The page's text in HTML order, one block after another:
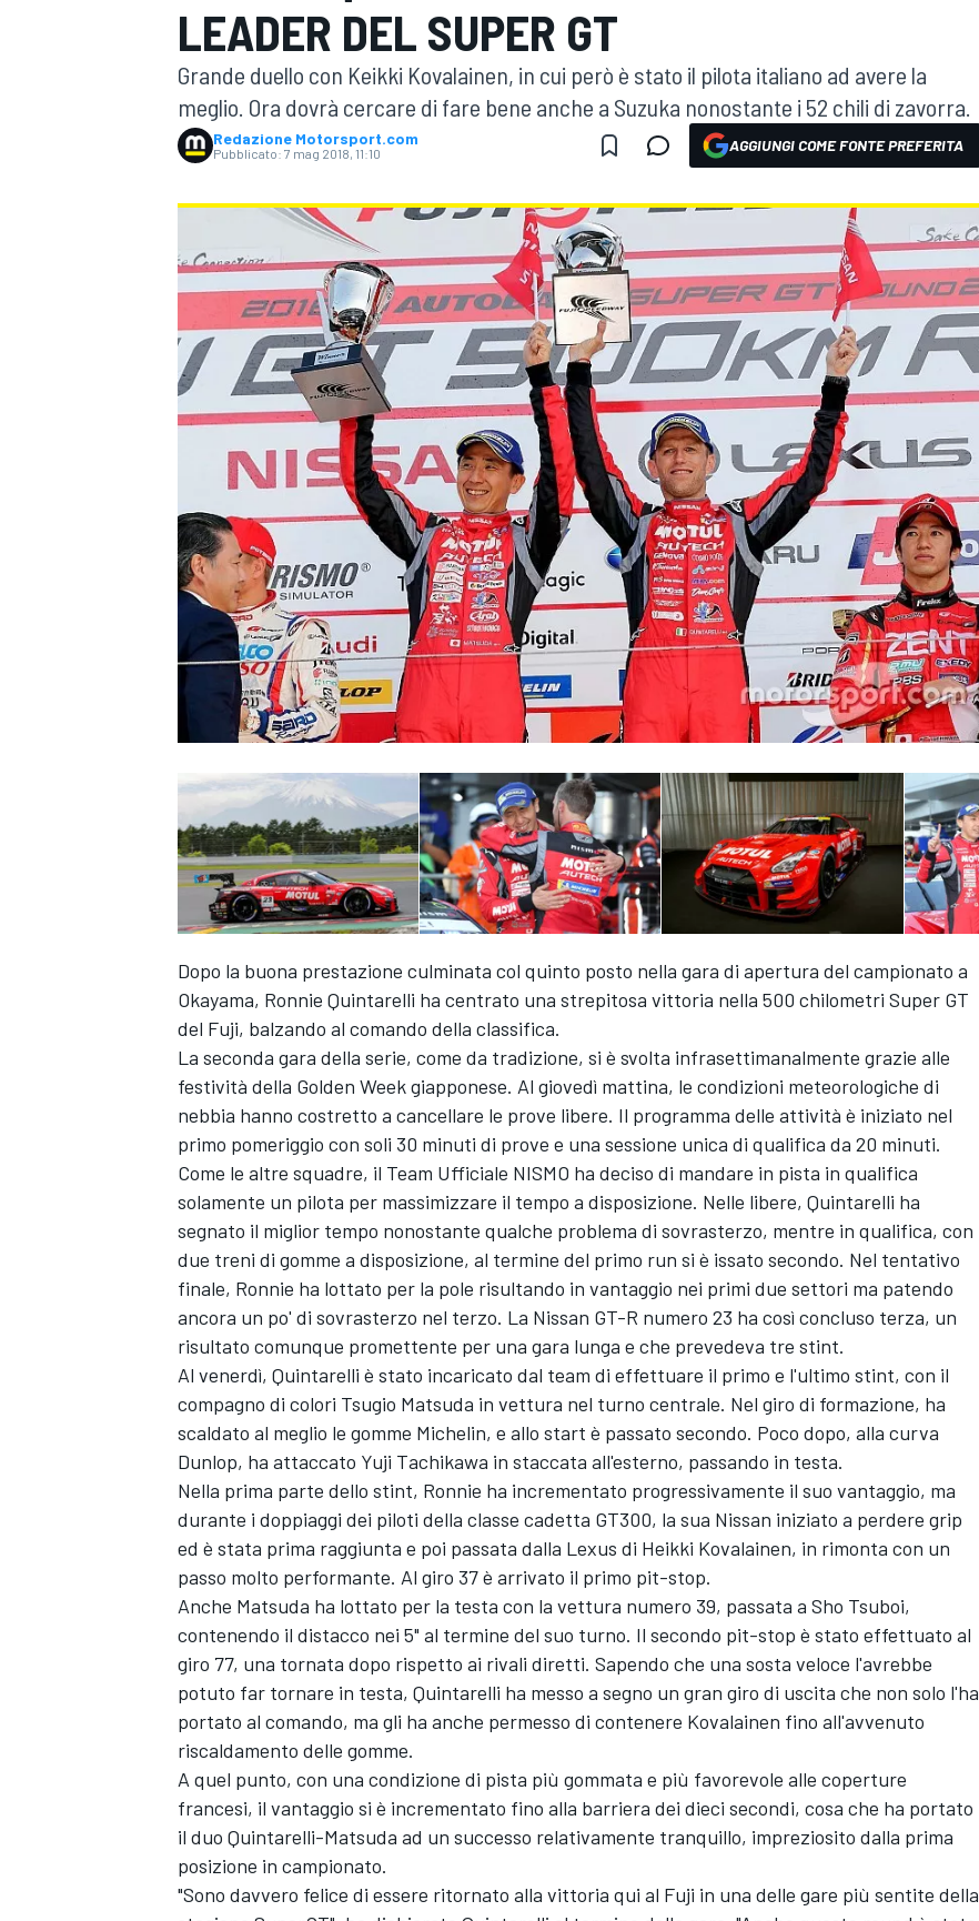
MOTOGP WEC
WRC
MONOPOSTO
ENDURANCE/GT
LEADER DEL SUPER GT
Grande duello con Keikki Kovalainen, in cui però è stato il pilota italiano ad avere la
meglio. Ora dovrà cercare di fare bene anche a Suzuka nonostante i 52 chili di zavorra.
Redazione Motorsport.com
Pubblicato: 7 mag 2018, 11:10 AGGIUNGI COME FONTE PREFERITA
Dopo la buona prestazione culminata col quinto posto nella gara di apertura del campionato a
Okayama, Ronnie Quintarelli ha centrato una strepitosa vittoria nella 500 chilometri Super GT
del Fuji, balzando al comando della classifica.
La seconda gara della serie, come da tradizione, si è svolta infrasettimanalmente grazie alle
festività della Golden Week giapponese. Al giovedì mattina, le condizioni meteorologiche di
nebbia hanno costretto a cancellare le prove libere. Il programma delle attività è iniziato nel
primo pomeriggio con soli 30 minuti di prove e una sessione unica di qualifica da 20 minuti.
Come le altre squadre, il Team Ufficiale NISMO ha deciso di mandare in pista in qualifica
solamente un pilota per massimizzare il tempo a disposizione. Nelle libere, Quintarelli ha
segnato il miglior tempo nonostante qualche problema di sovrasterzo, mentre in qualifica, con
due treni di gomme a disposizione, al termine del primo run si è issato secondo. Nel tentativo
finale, Ronnie ha lottato per la pole risultando in vantaggio nei primi due settori ma patendo
ancora un po' di sovrasterzo nel terzo. La Nissan GT-R numero 23 ha così concluso terza, un
risultato comunque promettente per una gara lunga e che prevedeva tre stint.
Al venerdì, Quintarelli è stato incaricato dal team di effettuare il primo e l'ultimo stint, con il
compagno di colori Tsugio Matsuda in vettura nel turno centrale. Nel giro di formazione, ha
scaldato al meglio le gomme Michelin, e allo start è passato secondo. Poco dopo, alla curva
Dunlop, ha attaccato Yuji Tachikawa in staccata all'esterno, passando in testa.
Nella prima parte dello stint, Ronnie ha incrementato progressivamente il suo vantaggio, ma
durante i doppiaggi dei piloti della classe cadetta GT300, la sua Nissan iniziato a perdere grip
ed è stata prima raggiunta e poi passata dalla Lexus di Heikki Kovalainen, in rimonta con un
passo molto performante. Al giro 37 è arrivato il primo pit-stop.
Anche Matsuda ha lottato per la testa con la vettura numero 39, passata a Sho Tsuboi,
contenendo il distacco nei 5" al termine del suo turno. Il secondo pit-stop è stato effettuato al
giro 77, una tornata dopo rispetto ai rivali diretti. Sapendo che una sosta veloce l'avrebbe
potuto far tornare in testa, Quintarelli ha messo a segno un gran giro di uscita che non solo l'ha
portato al comando, ma gli ha anche permesso di contenere Kovalainen fino all'avvenuto
riscaldamento delle gomme.
A quel punto, con una condizione di pista più gommata e più favorevole alle coperture
francesi, il vantaggio si è incrementato fino alla barriera dei dieci secondi, cosa che ha portato
il duo Quintarelli-Matsuda ad un successo relativamente tranquillo, impreziosito dalla prima
posizione in campionato.
"Sono davvero felice di essere ritornato alla vittoria qui al Fuji in una delle gare più sentite della